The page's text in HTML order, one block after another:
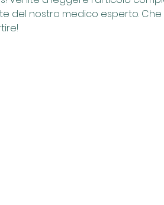
del nostro medico esperto.